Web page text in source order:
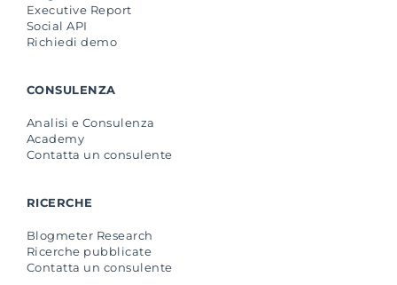
Executive Report
Social API
Richiedi demo
CONSULENZA
Analisi e Consulenza
Academy
Contatta un consulente
RICERCHE
Blogmeter Research
Ricerche pubblicate
Contatta un consulente